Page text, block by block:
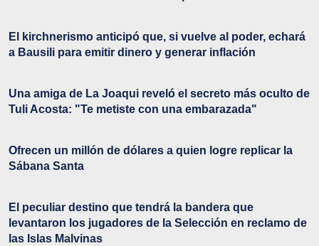
El kirchnerismo anticipó que, si vuelve al poder, echará
a Bausili para emitir dinero y generar inflación
Una amiga de La Joaqui reveló el secreto más oculto de
Tuli Acosta: "Te metiste con una embarazada"
Ofrecen un millón de dólares a quien logre replicar la
Sábana Santa
El peculiar destino que tendrá la bandera que
levantaron los jugadores de la Selección en reclamo de
las Islas Malvinas